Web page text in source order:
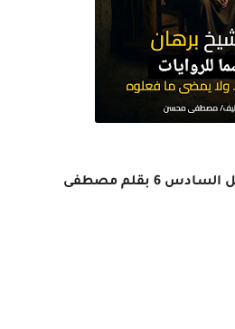
قصة الشيخ برهان الفصل السادس 6 بقلم مصطفى